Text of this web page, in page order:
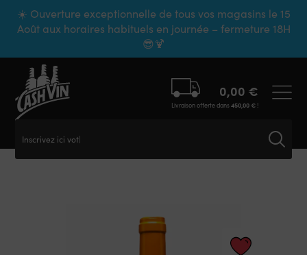
☀️ Ouverture exceptionnelle de tous vos magasins le 15
Août aux horaires habituels en journée – fermeture 18H
😎🍹
Inscrivez ici votr
0,00 €
Livraison offerte dans450,00 €!
Panneau de gestion des cookies